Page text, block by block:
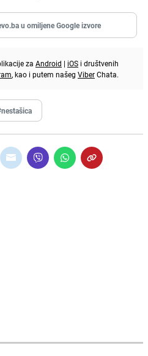
u omiljene Google izvore
za Android | iOS i društvenih
, kao i putem našeg ViberChata.